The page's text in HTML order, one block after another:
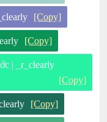
[Copy]
[Copy]
| _r_clearly
[Copy]
[Copy]